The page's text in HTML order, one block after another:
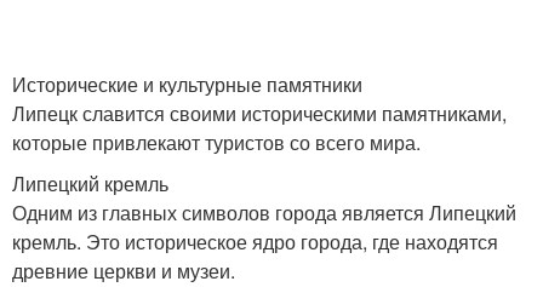
Исторические и культурные памятники
Липецк славится своими историческими памятниками,
которые привлекают туристов со всего мира.
Липецкий кремль
Одним из главных символов города является Липецкий
кремль. Это историческое ядро города, где находятся
древние церкви и музеи.